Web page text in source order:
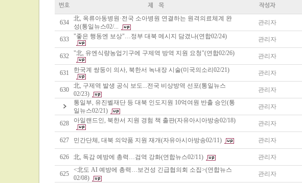
634
北, 옥류아동병원·전국 소아병원 연결하는 원격의료체계 완
성(통일뉴스02/...
관리자
633 "좋은 행동엔 보상"…정부 대북 메시지 담겼나(연합02/24) 관리자
632 "北, 유엔식량농업기구에 구제역 방역 지원 요청"(연합02/26) 관리자
631 한국계 쌍둥이 의사, 북한서 녹내장 시술(미국의소리02/21) 관리자
630
北, 구제역 발생 공식 보도...전국 비상방역 선포(통일뉴스
02/23)
관리자
통일부, 유진벨재단 등 대북 인도지원 10억여원 반출 승인(통
일뉴스02/21)
관리자
628 아일랜드인, 북한서 지원 경험 책 출판(자유아시아방송02/18) 관리자
627 민간단체, 대북 의약품 지원 재개(자유아시아방송02/11) 관리자
626 北, 독감 예방에 총력…검역 강화(연합뉴스02/11) 관리자
625
<北도 AI 예방에 총력…보건성 긴급협의회 소집>(연합뉴스
02/08)
관리자